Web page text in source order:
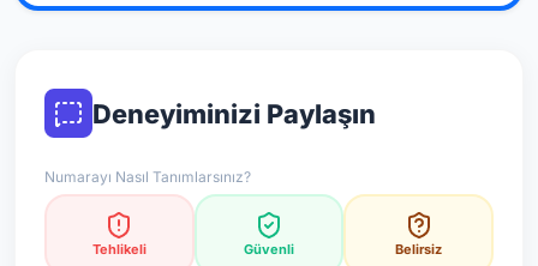
Bu bilgiler onaylı kullanıcı bildirimlerine dayanır;
*Not: Değerlendirmeler onaylı kullanıcı yorumlarına göre
Deneyiminizi Paylaşın
Numarayı Nasıl Tanımlarsınız?
Tehlikeli Güvenli Belirsiz